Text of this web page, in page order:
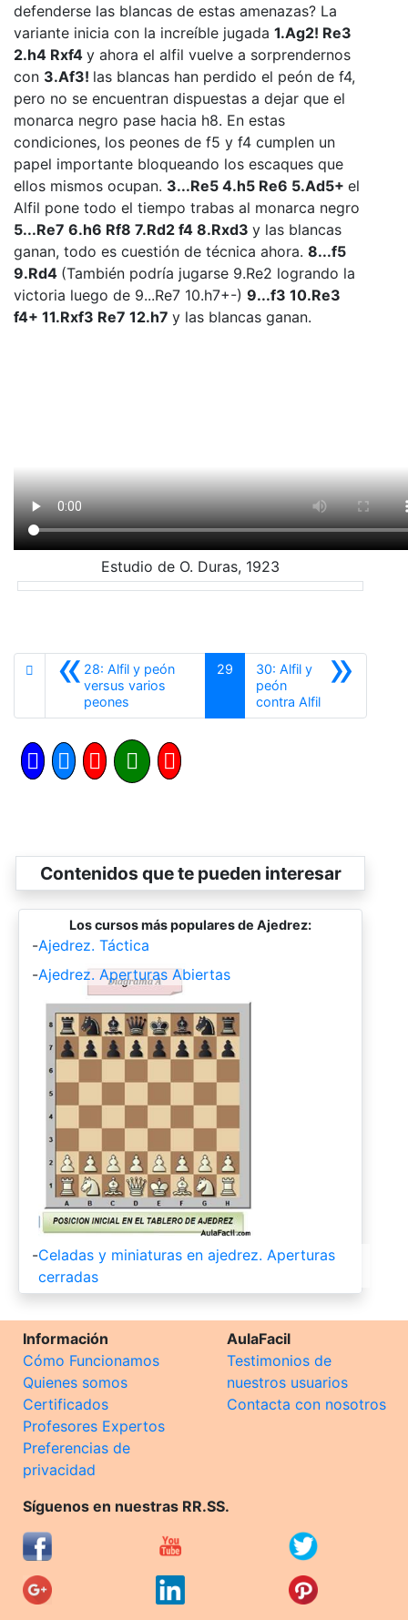
defenderse las blancas de estas amenazas? La
variante inicia con la increíble jugada 1.Ag2! Re3
2.h4 Rxf4 y ahora el alfil vuelve a sorprendernos
con 3.Af3! las blancas han perdido el peón de f4,
pero no se encuentran dispuestas a dejar que el
monarca negro pase hacia h8. En estas
condiciones, los peones de f5 y f4 cumplen un
papel importante bloqueando los escaques que
ellos mismos ocupan. 3...Re5 4.h5 Re6 5.Ad5+ el
Alfil pone todo el tiempo trabas al monarca negro
5...Re7 6.h6 Rf8 7.Rd2 f4 8.Rxd3 y las blancas
ganan, todo es cuestión de técnica ahora. 8...f5
9.Rd4 (También podría jugarse 9.Re2 logrando la
victoria luego de 9...Re7 10.h7+-) 9...f3 10.Re3
f4+ 11.Rxf3 Re7 12.h7 y las blancas ganan.
Estudio de O. Duras, 1923
«28: Alfil y peón
versus varios
peones
29 »
30: Alfil y
peón
contra AlfilSiguiente
Contenidos que te pueden interesar
Los cursos más populares de Ajedrez:
-Ajedrez. Táctica
-Ajedrez. Aperturas Abiertas
-Celadas y miniaturas en ajedrez. Aperturas
cerradas
Información
Cómo Funcionamos
Quienes somos
Certificados
Profesores Expertos
Preferencias de
privacidad
AulaFacil
Testimonios de
nuestros usuarios
Contacta con nosotros
Síguenos en nuestras RR.SS.